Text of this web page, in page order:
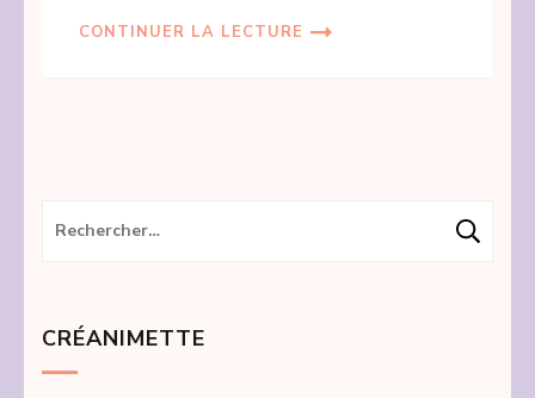
CONTINUER LA LECTURE
Rechercher :
CRÉANIMETTE